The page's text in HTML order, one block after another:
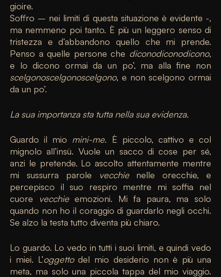
gioire.
Soffro – nei limiti di questa situazione è evidente -,
ma nemmeno poi tanto. È più un leggero senso di
tristezza e d’abbandono quello che mi prende.
Penso a quelle persone che diconodiconodicono,
e lo dicono ormai da un po’, ma alla fine non
scelgonoscelgonoscelgono, e non scelgono ormai
da un po’.
La sua importanza sta tutta nella sua evidenza.
Guardo il mio mini-me. È piccolo, cattivo e col
mignolo all’insù. Vuole un sacco di cose per sé,
anzi le pretende. Lo ascolto attentamente mentre
mi sussurra parole
vecchienelle orecchie, e
percepisco il suo respiro mentre mi soffia nel
cuore
vecchieemozioni. Mi fa paura, ma solo
quando non ho il coraggio di guardarlo negli occhi.
Se alzo la testa tutto diventa più chiaro.
Lo guardo. Lo vedo in tutti i suoi limiti, e quindi vedo
i miei. L’oggettodel mio desiderio non è più una
meta, ma solo una piccola tappa del mio viaggio.